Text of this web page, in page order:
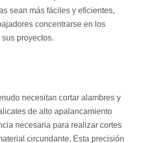
sean más fáciles y eficientes,
concentrarse en los
proyectos.
necesitan cortar alambres y
de alto apalancamiento
necesaria para realizar cortes
circundante. Esta precisión